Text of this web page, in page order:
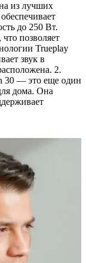
из лучших
до 250 Вт.
позволяет
Trueplay
звук в
2.
30 — это еще один
дома. Она